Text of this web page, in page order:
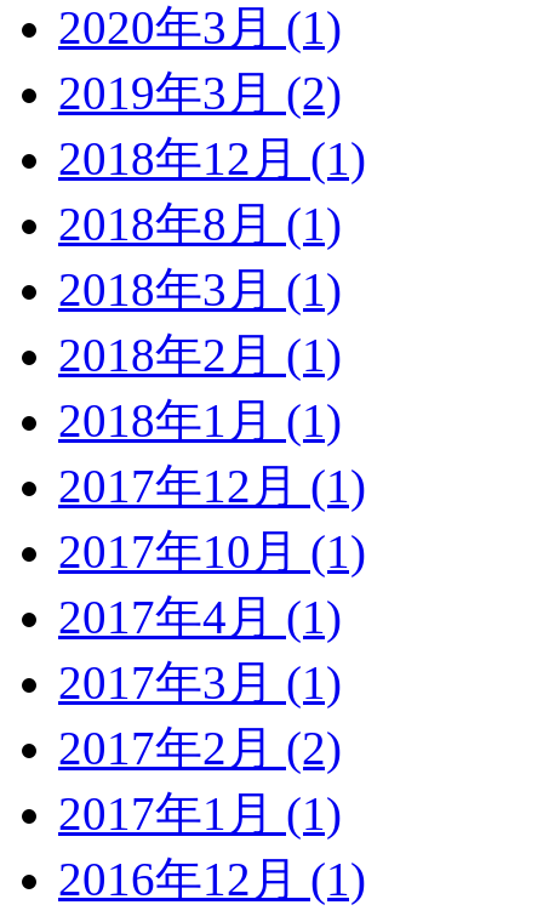
2020年3月 (1)
2019年3月 (2)
2018年12月 (1)
2018年8月 (1)
2018年3月 (1)
2018年2月 (1)
2018年1月 (1)
2017年12月 (1)
2017年10月 (1)
2017年4月 (1)
2017年3月 (1)
2017年2月 (2)
2017年1月 (1)
2016年12月 (1)